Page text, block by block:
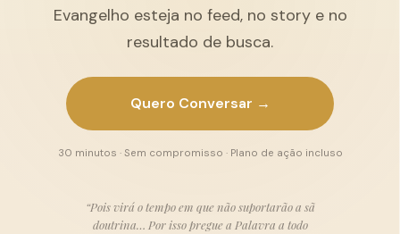
Evangelho esteja no feed, no story e no
resultado de busca.
Quero Conversar →
30 minutos · Sem compromisso · Plano de ação incluso
“Pois virá o tempo em que não suportarão a sã
doutrina… Por isso pregue a Palavra a todo